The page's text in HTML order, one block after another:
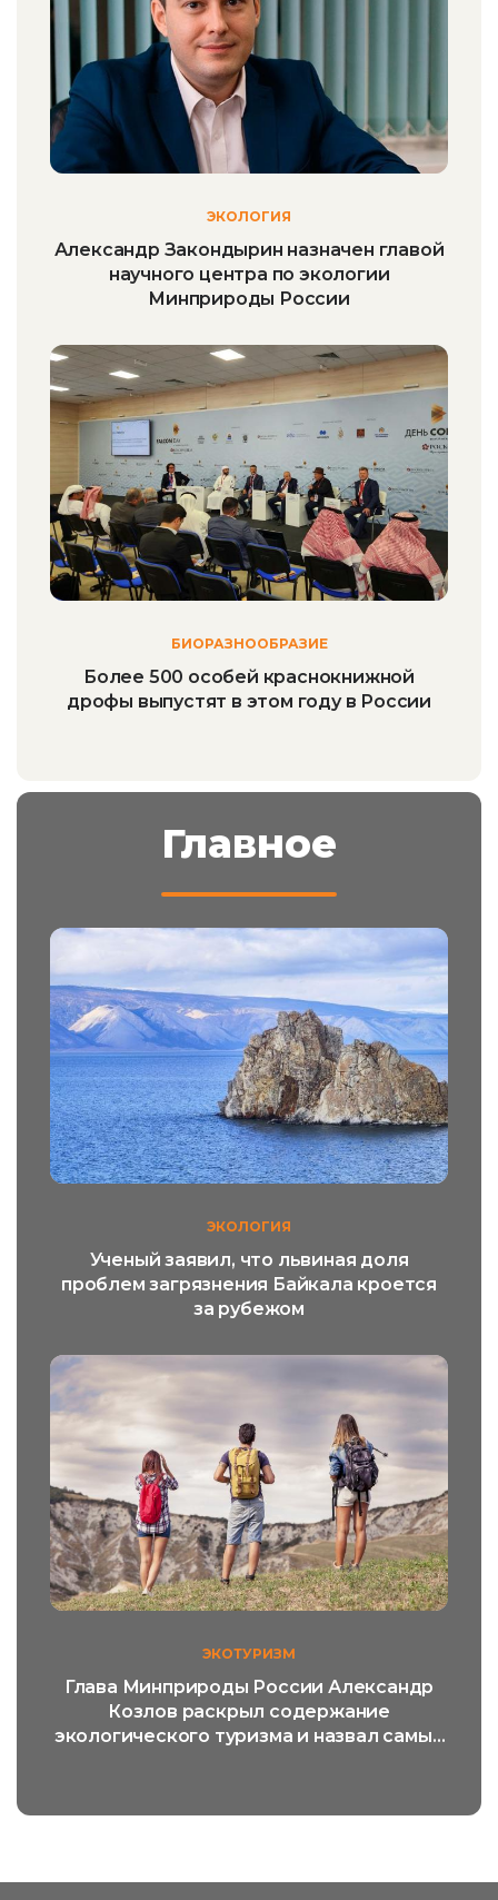
ЭКОЛОГИЯ
Александр Закондырин назначен главой
научного центра по экологии
Минприроды России
БИОРАЗНООБРАЗИЕ
Более 500 особей краснокнижной
дрофы выпустят в этом году в России
Главное
ЭКОЛОГИЯ
Ученый заявил, что львиная доля
проблем загрязнения Байкала кроется
за рубежом
ЭКОТУРИЗМ
Глава Минприроды России Александр
Козлов раскрыл содержание
экологического туризма и назвал самый